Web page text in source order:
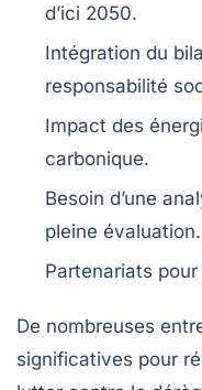
d’ici 2050.
Intégration du
responsabilité
Impact des
carbonique.
Besoin d’une
pleine évaluation.
Partenariats
De nombreuses
significatives pour